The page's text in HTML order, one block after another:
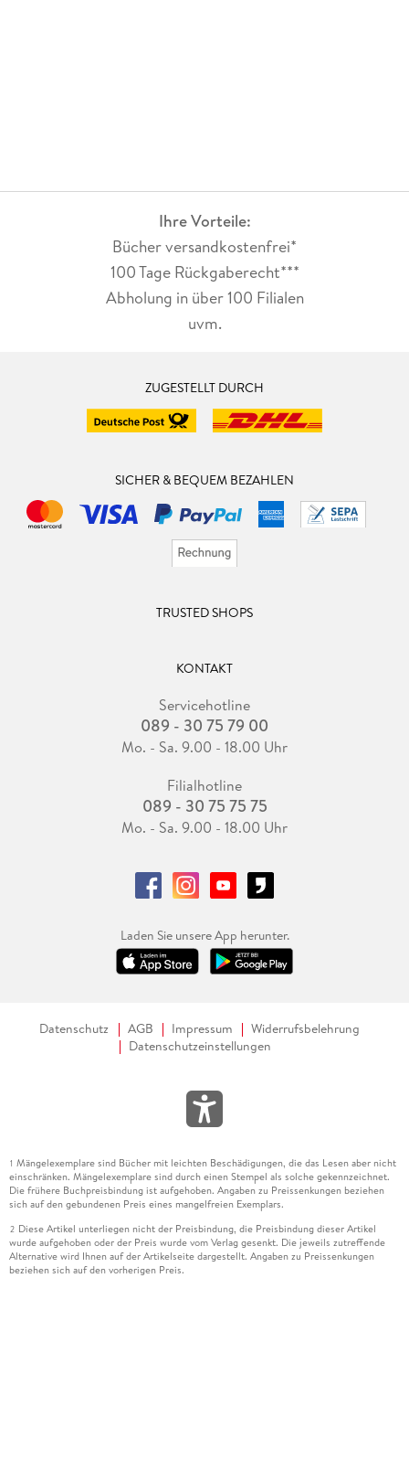
Ihre Vorteile:
Bücher versandkostenfrei*
100 Tage Rückgaberecht***
Abholung in über 100 Filialen
uvm.
ZUGESTELLT DURCH
SICHER & BEQUEM BEZAHLEN
TRUSTED SHOPS
KONTAKT
Servicehotline
089 - 30 75 79 00
Mo. - Sa. 9.00 - 18.00 Uhr
Filialhotline
089 - 30 75 75 75
Mo. - Sa. 9.00 - 18.00 Uhr
Laden Sie unsere App herunter.
Datenschutz AGB Impressum
Widerrufsbelehrung
Datenschutzeinstellungen
1 Mängelexemplare sind Bücher mit leichten Beschädigungen, die das Lesen aber nicht
einschränken. Mängelexemplare sind durch einen Stempel als solche gekennzeichnet.
Die frühere Buchpreisbindung ist aufgehoben. Angaben zu Preissenkungen beziehen
sich auf den gebundenen Preis eines mangelfreien Exemplars.
2 Diese Artikel unterliegen nicht der Preisbindung, die Preisbindung dieser Artikel
wurde aufgehoben oder der Preis wurde vom Verlag gesenkt. Die jeweils zutreffende
Alternative wird Ihnen auf der Artikelseite dargestellt. Angaben zu Preissenkungen
beziehen sich auf den vorherigen Preis.